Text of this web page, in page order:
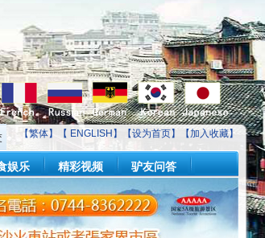
【繁体】【 ENGLISH 】【设为首页】【加入收藏】
娱乐 精彩视频 驴友问答